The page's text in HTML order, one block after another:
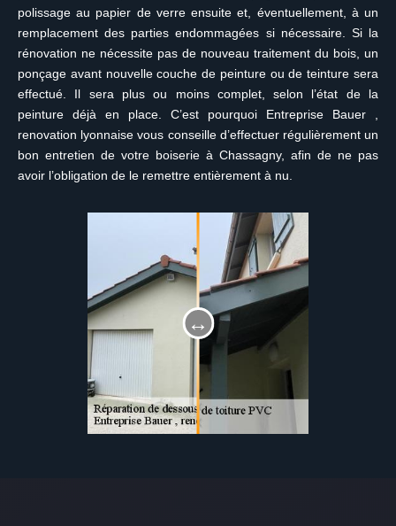
polissage au papier de verre ensuite et, éventuellement, à un
remplacement des parties endommagées si nécessaire. Si la
rénovation ne nécessite pas de nouveau traitement du bois, un
ponçage avant nouvelle couche de peinture ou de teinture sera
effectué. Il sera plus ou moins complet, selon l’état de la
peinture déjà en place. C’est pourquoi Entreprise Bauer ,
renovation lyonnaise vous conseille d’effectuer régulièrement un
bon entretien de votre boiserie à Chassagny, afin de ne pas
avoir l’obligation de le remettre entièrement à nu.